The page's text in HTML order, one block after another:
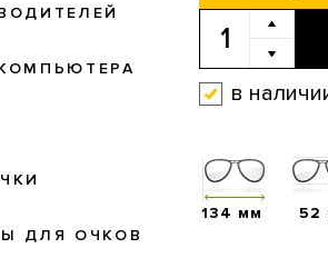
ДЛЯ ОЧКОВ
в
134 мм 52